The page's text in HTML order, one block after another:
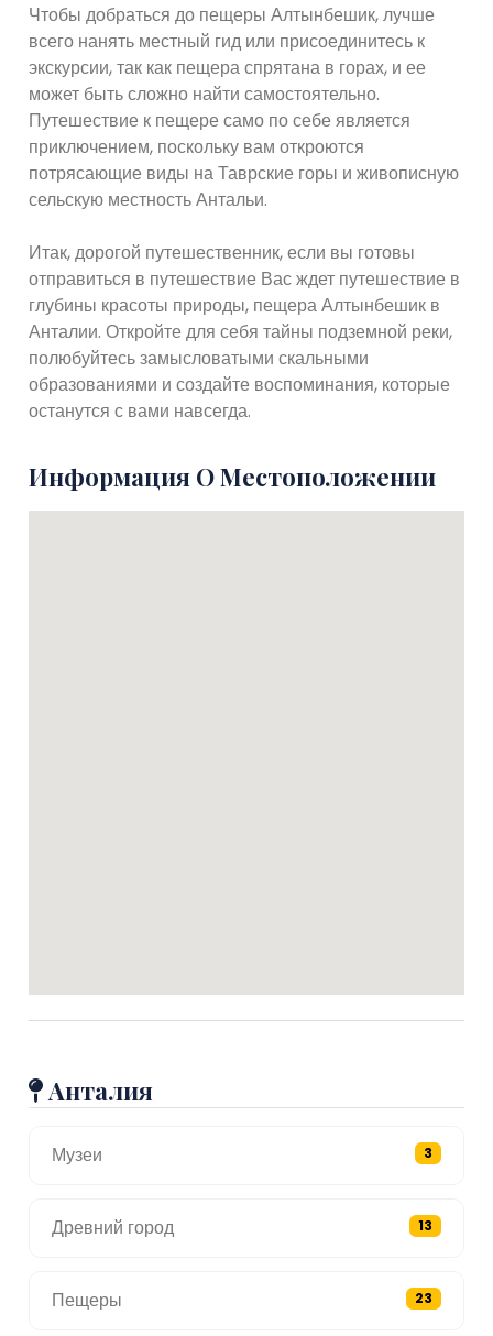
Чтобы добраться до пещеры Алтынбешик, лучше
всего нанять местный гид или присоединитесь к
экскурсии, так как пещера спрятана в горах, и ее
может быть сложно найти самостоятельно.
Путешествие к пещере само по себе является
приключением, поскольку вам откроются
потрясающие виды на Таврские горы и живописную
сельскую местность Антальи.
Итак, дорогой путешественник, если вы готовы
отправиться в путешествие Вас ждет путешествие в
глубины красоты природы, пещера Алтынбешик в
Анталии. Откройте для себя тайны подземной реки,
полюбуйтесь замысловатыми скальными
образованиями и создайте воспоминания, которые
останутся с вами навсегда.
Информация О Местоположении
Анталия
Музеи 3
Древний город 13
Пещеры 23